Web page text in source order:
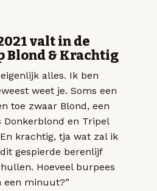
valt in de
Blond & Krachtig
alles. Ik ben
weet je. Soms een
toe zwaar Blond, een
Donkerblond en Tripel
krachtig, tja wat zal ik
gespierde berenlijf
Hoeveel burpees
een minuut?”